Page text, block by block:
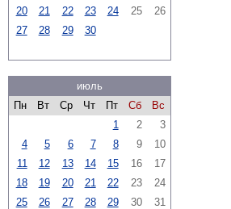
20
21 22 23 24 25
26
27
28 29 30
июль
Пн
Вт Ср Чт Пт Сб
Вс
1
2
3
4
5 6 7 8 9
10
11
12 13 14 15 16
17
18
19 20 21 22 23
24
25
26 27 28 29 30 31